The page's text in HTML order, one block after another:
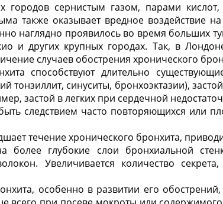
городов сернистым газом, парами
также оказы­вает вредное воздействие
наглядно проявилось во время больших
и других крупных городах. Так, в
случаев обострения хронического
способствуют длительно
тонзиллит, синуситы, бронхоэктазии),
застой в легких при сердечной
следствием часто повторяющихся или
течение хронического бронхита,
более глубо­кие слои бронхиальной
Увеличива­ется количество
особенно в развитии его обострений,